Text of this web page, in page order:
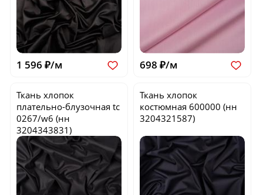
1 596 ₽/м 698 ₽/м
Ткань хлопок
плательно-блузочнаяtc
0267/w6 (нн
3204343831)
Ткань хлопок
костюмная600000 (нн
3204321587)